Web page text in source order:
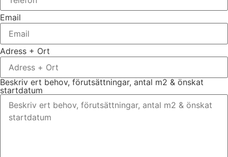
Email
Adress + Ort
Beskriv ert behov, förutsättningar, antal m2 & önskat
startdatum